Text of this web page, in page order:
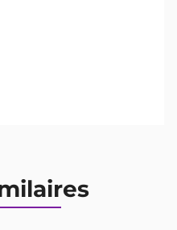
position de la
Reçu de
SUPERFICIE
non négociable NB
sur rendez vous !!!